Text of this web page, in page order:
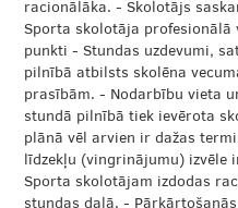
racionālāka. - Skolotājs
Sporta skolotāja profesionālā
punkti - Stundas uzdevumi,
pilnībā atbilsts skolēna
prasībām. - Nodarbību vieta
stundā pilnībā tiek ievērota
plānā vēl arvien ir dažas
līdzekļu (vingrinājumu) izvēle
Sporta skolotājam izdodas
stundas daļā. -